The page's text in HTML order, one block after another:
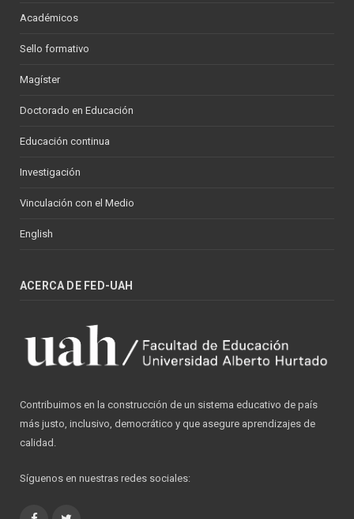
Académicos
Sello formativo
Magíster
Doctorado en Educación
Educación continua
Investigación
Vinculación con el Medio
English
ACERCA DE FED-UAH
Contribuimos en la construcción de un sistema educativo de país
más justo, inclusivo, democrático y que asegure aprendizajes de
calidad.
Síguenos en nuestras redes sociales: